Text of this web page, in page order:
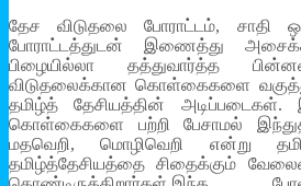
தேச விடுதலை போராட்டம், சாதி
போராட்டத்துடன் இணைத்து
பிழையில்லா தத்துவார்த்த
விடுதலைக்கான கொள்கைகளை
தமிழ்த் தேசியத்தின்
கொள்கைகளை பற்றி பேசாமல்
மதவெறி, மொழிவெறி என்று
தமிழ்த்தேசியத்தை சிதைக்கும்